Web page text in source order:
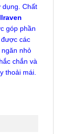
dụng. Chất
góp phần
các
ngăn nhỏ
chắn và
thoải mái.